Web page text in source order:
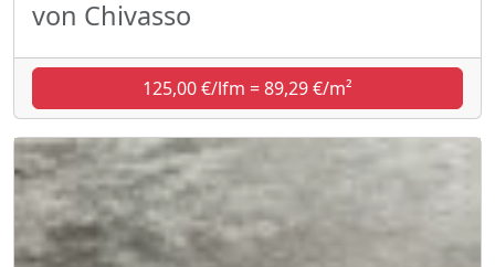
von Chivasso
125,00 €/lfm = 89,29 €/m²